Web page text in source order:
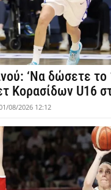
‘Να δώσετε το
Κορασίδων U16
08/2026 12:12